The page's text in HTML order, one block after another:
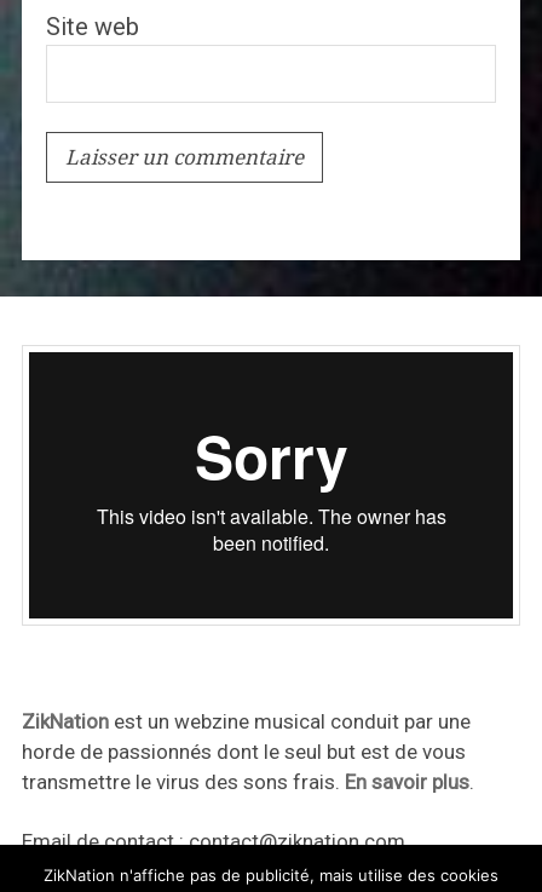
Site web
ZikNationest un webzine musical conduit par une
horde de passionnés dont le seul but est de vous
transmettre le virus des sons frais. En savoir plus.
Email de contact :contact@ziknation.com
ZikNation n'affiche pas de publicité, mais utilise des cookies